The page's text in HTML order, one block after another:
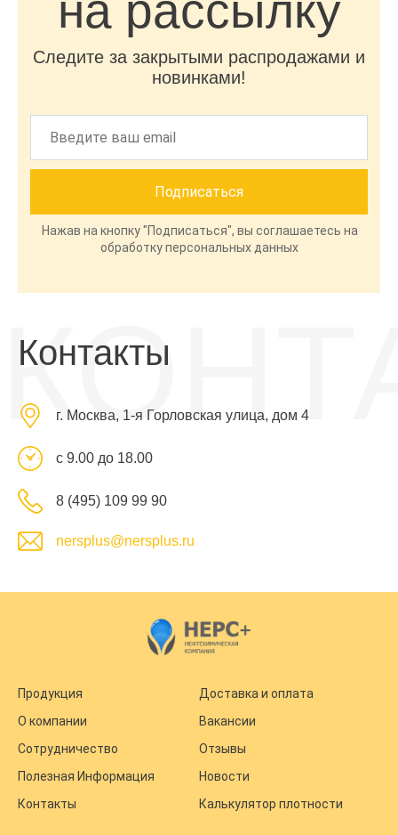
Следите за закрытыми распродажами и
новинками!
Нажав на кнопку "Подписаться", вы соглашаетесь на
обработку персональных данных
Контакты
г. Москва, 1-я Горловская улица, дом 4
с 9.00 до 18.00
8 (495) 109 99 90
nersplus@nersplus.ru
Продукция
Доставка и оплата
О компании
Вакансии
Сотрудничество
Отзывы
Полезная Информация
Новости
Контакты
Калькулятор плотности